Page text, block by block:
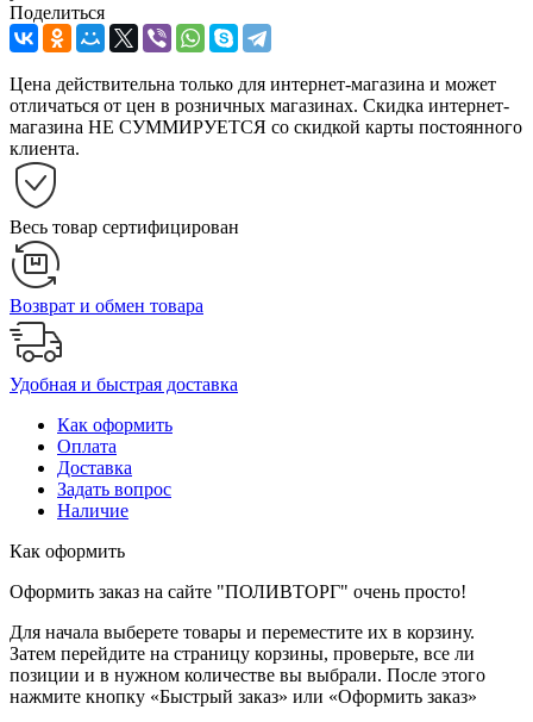
Поделиться
Цена действительна только для интернет-магазина и может
отличаться от цен в розничных магазинах. Скидка интернет-
магазина НЕ СУММИРУЕТСЯ со скидкой карты постоянного
клиента.
Весь товар сертифицирован
Возврат и обмен товара
Удобная и быстрая доставка
Как оформить
Оплата
Доставка
Задать вопрос
Наличие
Как оформить
Оформить заказ на сайте "ПОЛИВТОРГ" очень просто!
Для начала выберете товары и переместите их в корзину.
Затем перейдите на страницу корзины, проверьте, все ли
позиции и в нужном количестве вы выбрали. После этого
нажмите кнопку «Быстрый заказ» или «Оформить заказ»